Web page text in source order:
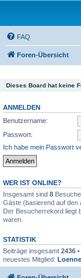
FAQ
Foren-Übersicht
Dieses Board hat keine
ANMELDEN
Benutzername:
Passwort:
Ich habe mein Passwort
WER IST ONLINE?
Insgesamt sind 8
Gäste (basierend auf den
Der Besucherrekord liegt
waren.
STATISTIK
Beiträge insgesamt 2436
neuestes Mitglied: